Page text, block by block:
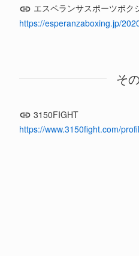
エスペランサスポーツボク
https://esperanzaboxing.jp/
そ
3150FIGHT
https://www.3150fight.com/